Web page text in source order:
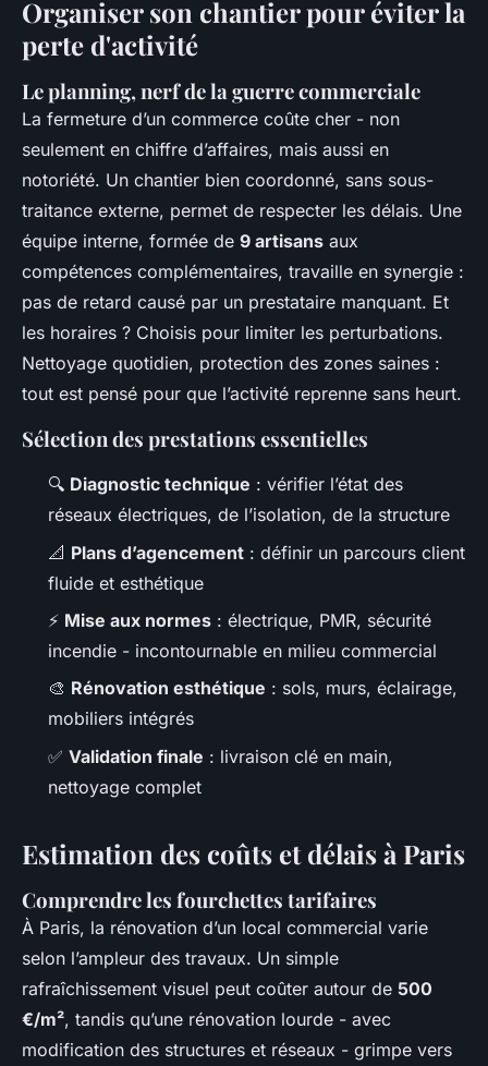
Organiser son chantier pour éviter la
perte d'activité
Le planning, nerf de la guerre commerciale
La fermeture d’un commerce coûte cher - non
seulement en chiffre d’affaires, mais aussi en
notoriété. Un chantier bien coordonné, sans sous-
traitance externe, permet de respecter les délais. Une
équipe interne, formée de 9 artisans aux
compétences complémentaires, travaille en synergie :
pas de retard causé par un prestataire manquant. Et
les horaires ? Choisis pour limiter les perturbations.
Nettoyage quotidien, protection des zones saines :
tout est pensé pour que l’activité reprenne sans heurt.
Sélection des prestations essentielles
🔍 Diagnostic technique : vérifier l’état des
réseaux électriques, de l’isolation, de la structure
📐 Plans d’agencement : définir un parcours client
fluide et esthétique
⚡ Mise aux normes : électrique, PMR, sécurité
incendie - incontournable en milieu commercial
🎨 Rénovation esthétique : sols, murs, éclairage,
mobiliers intégrés
✅ Validation finale : livraison clé en main,
nettoyage complet
Estimation des coûts et délais à Paris
Comprendre les fourchettes tarifaires
À Paris, la rénovation d’un local commercial varie
selon l’ampleur des travaux. Un simple
rafraîchissement visuel peut coûter autour de 500
€/m², tandis qu’une rénovation lourde - avec
modification des structures et réseaux - grimpe vers